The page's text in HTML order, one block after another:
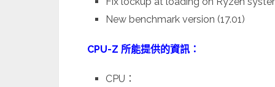
New benchmark version (17.01)
CPU-Z 所能提供的資訊：
CPU：